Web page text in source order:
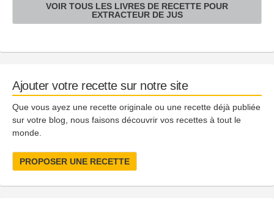
VOIR TOUS LES LIVRES DE RECETTE POUR
EXTRACTEUR DE JUS
Ajouter votre recette sur notre site
Que vous ayez une recette originale ou une recette déjà publiée
sur votre blog, nous faisons découvrir vos recettes à tout le
monde.
PROPOSER UNE RECETTE